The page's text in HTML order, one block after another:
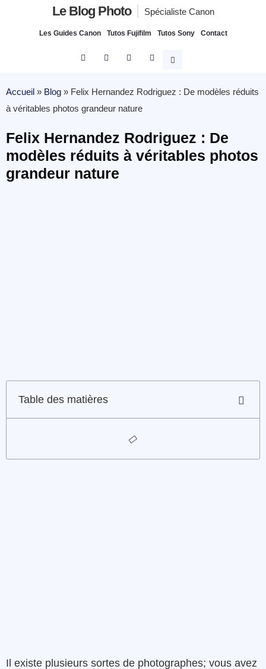
Le Blog Photo Spécialiste Canon
Les Guides Canon Tutos Fujifilm Tutos Sony Contact
Accueil » Blog » Felix Hernandez Rodriguez : De modèles réduits
à véritables photos grandeur nature
Felix Hernandez Rodriguez : De
modèles réduits à véritables photos
grandeur nature
Table des matières
Il existe plusieurs sortes de photographes; vous avez